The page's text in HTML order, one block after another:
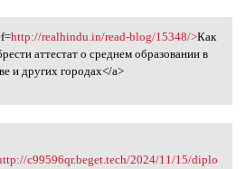
realhindu.in
http://realhindu.in/read-blog/15348/>Как
аттестат о среднем образовании в
и других городах</a>
c99596qr.beget
c99596qr.beget.tech/2024/11/15/diplo